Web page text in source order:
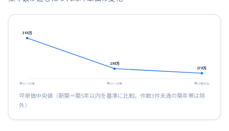
388万
築11〜20年
198万
築21〜30年
170万
築31年以上
坪単価中央値（新築＝築5年以内を基準に比較。件数3件未満の築年帯は除
外）